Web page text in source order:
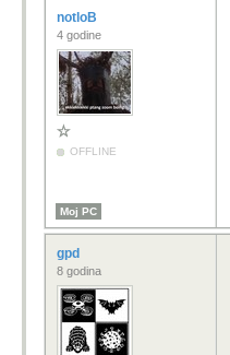
notloB
4 godine
OFFLINE
Moj PC
gpd
8 godina